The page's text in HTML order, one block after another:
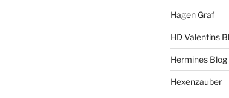
Hagen Graf
HD Valentins
Hermines Blog
Hexenzauber